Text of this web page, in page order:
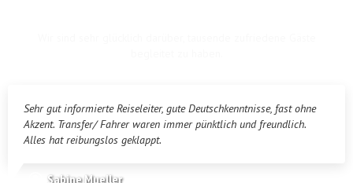
Sehr gut informierte Reiseleiter, gute Deutschkenntnisse, fast ohne
Akzent. Transfer/ Fahrer waren immer pünktlich und freundlich.
Alles hat reibungslos geklappt.
Sabine Mueller